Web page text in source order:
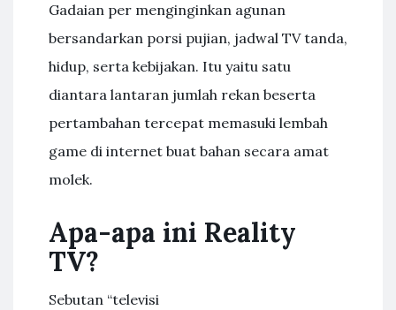
Gadaian per menginginkan agunan
bersandarkan porsi pujian, jadwal TV tanda,
hidup, serta kebijakan. Itu yaitu satu
diantara lantaran jumlah rekan beserta
pertambahan tercepat memasuki lembah
game di internet buat bahan secara amat
molek.
Apa-apa ini Reality
TV?
Sebutan “televisi